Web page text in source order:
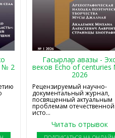
№ 2
Гасырлар авазы -
веков Echo of
2026
Рецензируемый научно-
документальный журнал,
посвященный актуальным
проблемам отечественной
исто...
Читать отрывок